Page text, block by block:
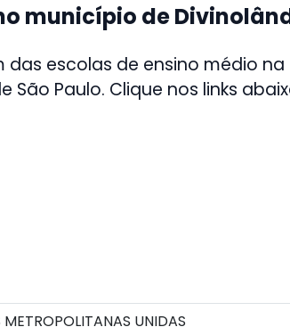
município de
das escolas de ensino médio na
Paulo. Clique nos links
UNIDAS